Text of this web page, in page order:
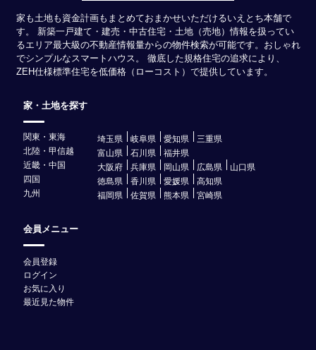
家も土地も資金計画もまとめておまかせいただけるいえとち本舗で
す。 新築一戸建て・建売・中古住宅・土地（売地）情報を扱ってい
るエリア最大級の不動産情報量からの物件検索が可能です。おしゃれ
でシンプルなスマートハウス。 徹底した規格住宅の追求により、
ZEH仕様標準住宅を低価格（ローコスト）で提供しています。
家・土地を探す
関東・東海 埼玉県 岐阜県 愛知県
三重県
北陸・甲信越
富山県 石川県
福井県
近畿・中国
大阪府 兵庫県 岡山県 広島県
山口県
四国
徳島県 香川県 愛媛県
高知県
九州
福岡県 佐賀県 熊本県 宮崎県
会員メニュー
会員登録
ログイン
お気に入り
最近見た物件